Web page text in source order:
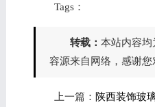
Tags：
转载： 本站内容均
容源来自网络，感谢您
上一篇： 陕西装饰玻